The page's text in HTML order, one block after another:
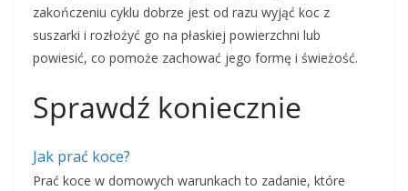
zakończeniu cyklu dobrze jest od razu wyjąć koc z
suszarki i rozłożyć go na płaskiej powierzchni lub
powiesić, co pomoże zachować jego formę i świeżość.
Sprawdź koniecznie
Jak prać koce?
Prać koce w domowych warunkach to zadanie, które